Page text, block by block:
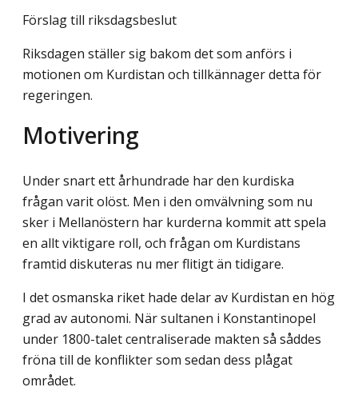
Förslag till riksdagsbeslut
Riksdagen ställer sig bakom det som anförs i
motionen om Kurdistan och tillkännager detta för
regeringen.
Motivering
Under snart ett århundrade har den kurdiska
frågan varit olöst. Men i den omvälvning som nu
sker i Mellanöstern har kurderna kommit att spela
en allt viktigare roll, och frågan om Kurdistans
framtid diskuteras nu mer flitigt än tidigare.
I det osmanska riket hade delar av Kurdistan en hög
grad av autonomi. När sultanen i Konstantinopel
under 1800-talet centraliserade makten så såddes
fröna till de konflikter som sedan dess plågat
området.